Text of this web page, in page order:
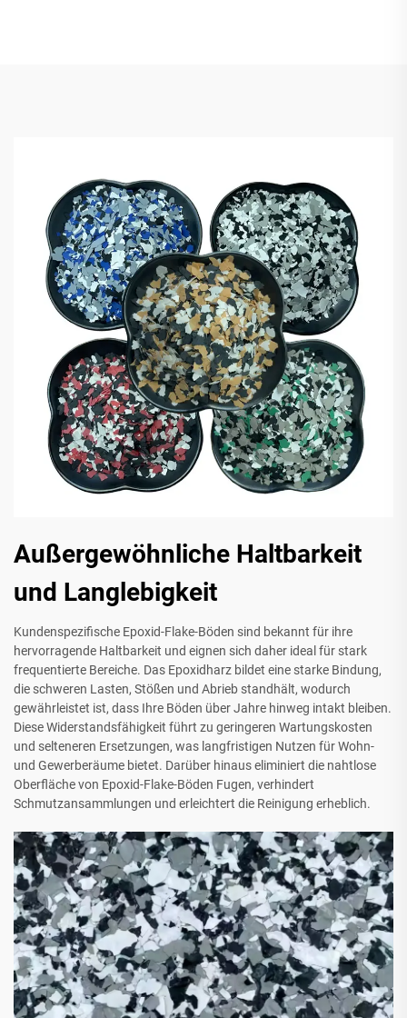
Außergewöhnliche Haltbarkeit
und Langlebigkeit
Kundenspezifische Epoxid-Flake-Böden sind bekannt für ihre
hervorragende Haltbarkeit und eignen sich daher ideal für stark
frequentierte Bereiche. Das Epoxidharz bildet eine starke Bindung,
die schweren Lasten, Stößen und Abrieb standhält, wodurch
gewährleistet ist, dass Ihre Böden über Jahre hinweg intakt bleiben.
Diese Widerstandsfähigkeit führt zu geringeren Wartungskosten
und selteneren Ersetzungen, was langfristigen Nutzen für Wohn-
und Gewerberäume bietet. Darüber hinaus eliminiert die nahtlose
Oberfläche von Epoxid-Flake-Böden Fugen, verhindert
Schmutzansammlungen und erleichtert die Reinigung erheblich.